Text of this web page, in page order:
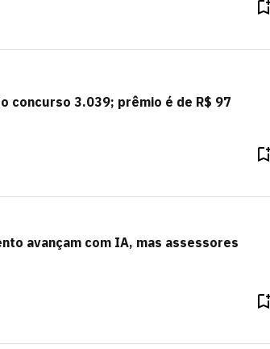
concurso 3.039; prêmio é de R$ 97
avançam com IA, mas assessores